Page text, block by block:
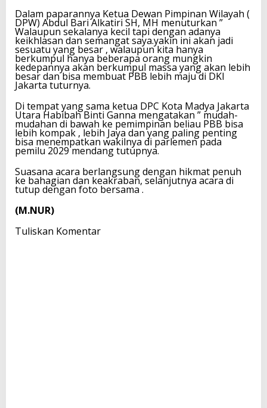
Dalam paparannya Ketua Dewan Pimpinan Wilayah (
DPW) Abdul Bari Alkatiri SH, MH menuturkan ”
Walaupun sekalanya kecil tapi dengan adanya
keikhlasan dan semangat saya.yakin ini akan jadi
sesuatu yang besar , walaupun kita hanya
berkumpul hanya beberapa orang mungkin
kedepannya akan berkumpul massa yang akan lebih
besar dan bisa membuat PBB lebih maju di DKI
Jakarta tuturnya.
Di tempat yang sama ketua DPC Kota Madya Jakarta
Utara Habibah Binti Ganna mengatakan ” mudah-
mudahan di bawah ke pemimpinan beliau PBB bisa
lebih kompak , lebih Jaya dan yang paling penting
bisa menempatkan wakilnya di parlemen pada
pemilu 2029 mendang tutupnya.
Suasana acara berlangsung dengan hikmat penuh
ke bahagian dan keakraban, selanjutnya acara di
tutup dengan foto bersama .
(M.NUR)
Tuliskan Komentar